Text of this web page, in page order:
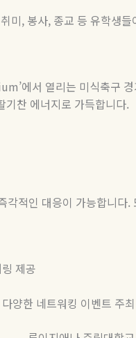
미, 봉사, 종교 등 유학생
에서 열리는 미식축구
기찬 에너지로 가득합니다.
각적인 대응이 가능합니다.
제공
다양한 네트워킹 이벤트 주최